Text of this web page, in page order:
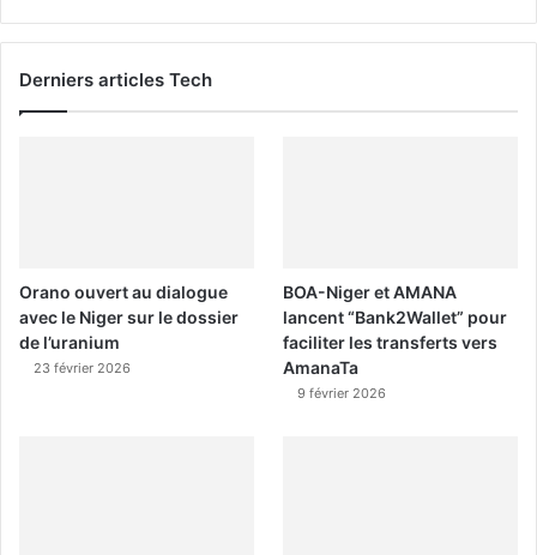
Derniers articles Tech
Orano ouvert au dialogue
avec le Niger sur le dossier
de l’uranium
23 février 2026
BOA-Niger et AMANA
lancent “Bank2Wallet” pour
faciliter les transferts vers
AmanaTa
9 février 2026